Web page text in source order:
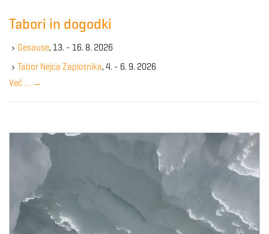
e
y
w
r
Tabori in dogodki
Gesause, 13. - 16. 8. 2026
Tabor Nejca Zaplotnika, 4. - 6. 9. 2026
Več … →